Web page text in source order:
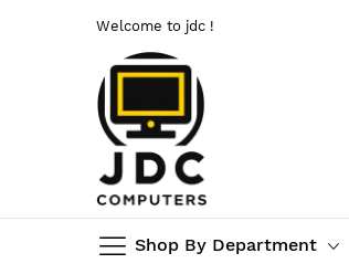
Welcome to jdc !
Shop By Department